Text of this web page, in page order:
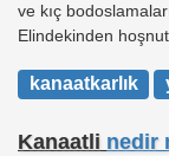
ve kıç
Elindekinden
kanaatkarlık
Kanaatli nedir